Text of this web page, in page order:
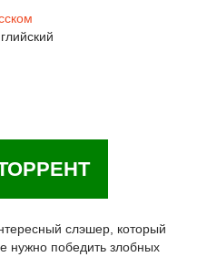
слэшер, который
нужно победить злобных